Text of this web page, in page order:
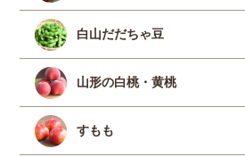
白山だだちゃ豆
山形の白桃・黄桃
すもも